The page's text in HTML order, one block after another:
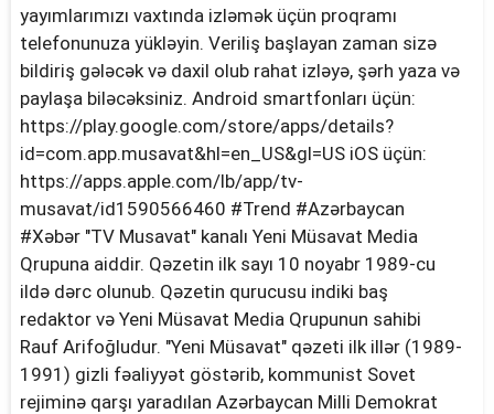
yayımlarımızı vaxtında izləmək üçün proqramı
telefonunuza yükləyin. Veriliş başlayan zaman sizə
bildiriş gələcək və daxil olub rahat izləyə, şərh yaza və
paylaşa biləcəksiniz. Android smartfonları üçün:
https://play.google.com/store/apps/details?
id=com.app.musavat&hl=en_US&gl=US iOS üçün:
https://apps.apple.com/lb/app/tv-
musavat/id1590566460 #Trend #Azərbaycan
#Xəbər "TV Musavat" kanalı Yeni Müsavat Media
Qrupuna aiddir. Qəzetin ilk sayı 10 noyabr 1989-cu
ildə dərc olunub. Qəzetin qurucusu indiki baş
redaktor və Yeni Müsavat Media Qrupunun sahibi
Rauf Arifoğludur. "Yeni Müsavat" qəzeti ilk illər (1989-
1991) gizli fəaliyyət göstərib, kommunist Sovet
rejiminə qarşı yaradılan Azərbaycan Milli Demokrat